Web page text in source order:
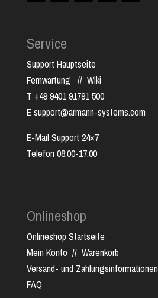
Service
Support Hauptseite
Fernwartung // Wiki
T +49 9401 91791 500
E support@armann-systems.com
E-Mail Support 24×7
Telefon 08:00-17:00
Onlineshop
Onlineshop Startseite
Mein Konto // Warenkorb
Versand- und Zahlungsinformationen
FAQ